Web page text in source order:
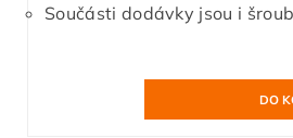
Součásti dodávky jsou i